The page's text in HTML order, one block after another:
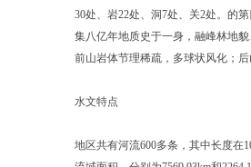
30处、岩22处、洞7处、关2处。的
集八亿年地质史于一身，融峰林地
前山岩体节理稀疏，多球状风化；
水文特点
地区共有河流600多条，其中长度在